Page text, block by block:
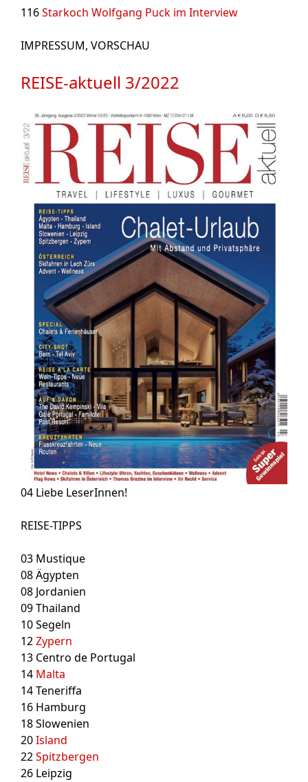
116Starkoch Wolfgang Puck im Interview
IMPRESSUM, VORSCHAU
REISE-aktuell 3/2022
04 Liebe LeserInnen!
REISE-TIPPS
03 Mustique
08Ägypten
08 Jordanien
09Thailand
10Segeln
12Zypern
13 Centro de Portugal
14 Malta
14Teneriffa
16 Hamburg
18Slowenien
20Island
22Spitzbergen
26 Leipzig